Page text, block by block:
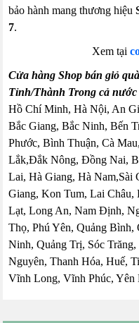
bảo hành mang thương hiệu
7.
Xem tại
Cửa hàng Shop bán giỏ
Tỉnh/Thành Trong cả nước
Hồ Chí Minh, Hà Nội, An
Bắc Giang, Bắc Ninh, Bến
Phước, Bình Thuận, Cà
Lắk,Đắk Nông, Đồng Nai,
Lai, Hà Giang, Hà
Giang, Kon Tum, Lai
Lạt, Long An, Nam Định,
Thọ, Phú Yên, Quảng Bình,
Ninh, Quảng Trị, Sóc
Nguyên, Thanh Hóa, Huế,
Vĩnh Long, Vĩnh Phúc, Yên